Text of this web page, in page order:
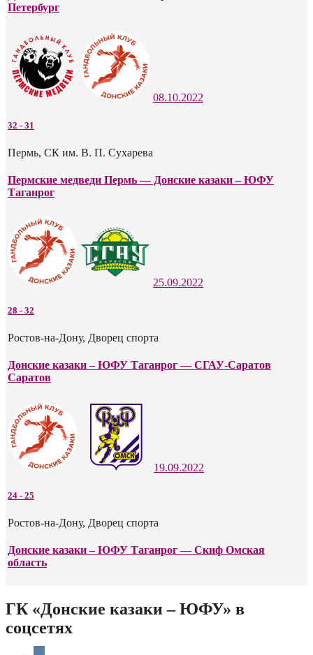
Петербург
08.10.2022
32 - 31
Пермь, СК им. В. П. Сухарева
Пермские медведи Пермь — Донские казаки – ЮФУ
Таганрог
25.09.2022
28 - 32
Ростов-на-Дону, Дворец спорта
Донские казаки – ЮФУ Таганрог — СГАУ-Саратов
Саратов
19.09.2022
24 - 25
Ростов-на-Дону, Дворец спорта
Донские казаки – ЮФУ Таганрог — Скиф Омская
область
ГК «Донские казаки – ЮФУ» в
соцсетях